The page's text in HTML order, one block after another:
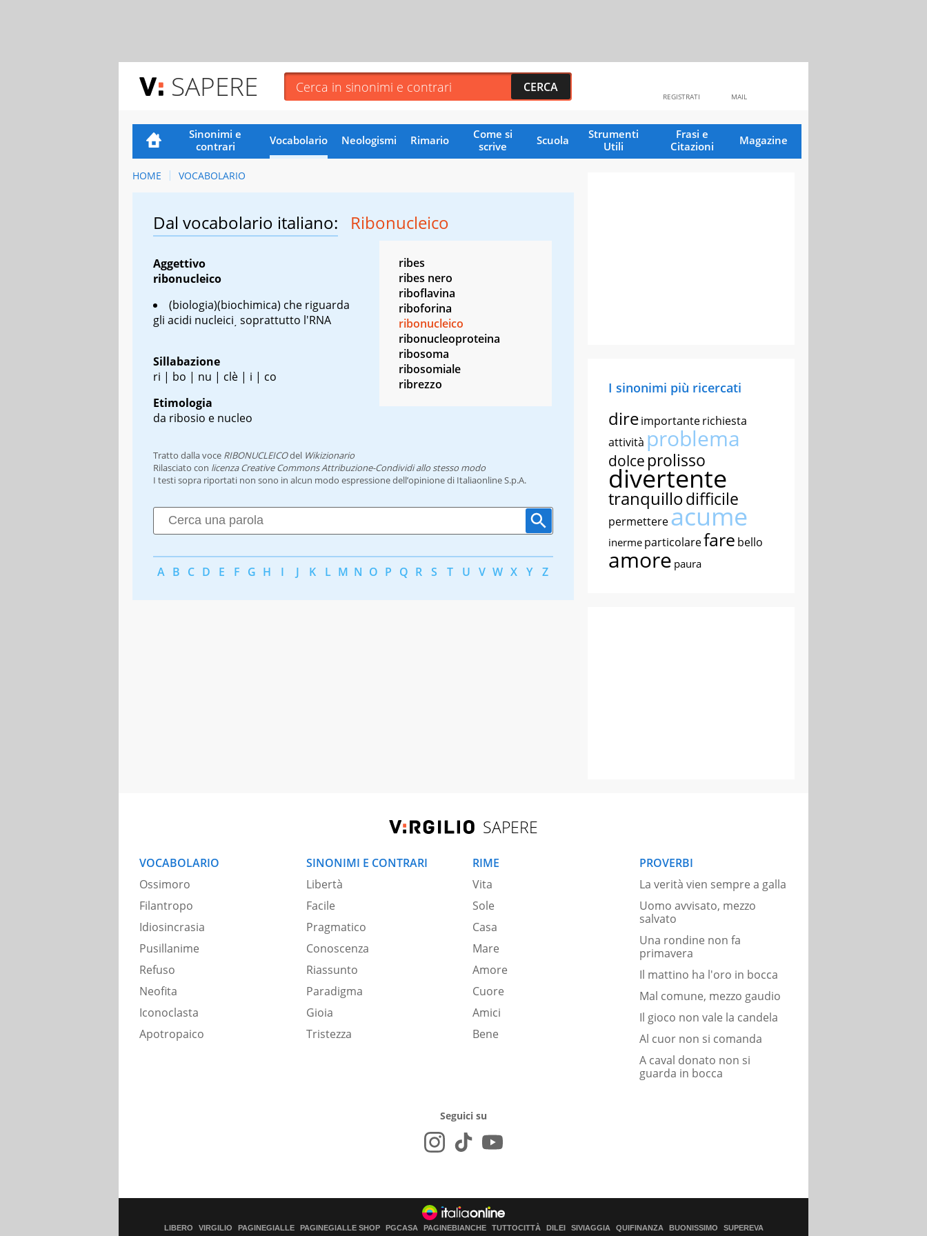
SAPERE MAIL
REGISTRATI
Sinonimi e
contrari
Vocabolario Neologismi Rimario
Come si
scrive
Scuola
Strumenti
Utili
Frasi e
Citazioni
Magazine
HOME VOCABOLARIO
Dal vocabolario italiano: Ribonucleico
Aggettivo
ribonucleico
(biologia)(biochimica) che riguarda
gli acidi nucleici͵ soprattutto l'RNA
Sillabazione
ri | bo | nu | clè | i | co
Etimologia
da ribosio e nucleo
ribes
ribes nero
riboflavina
riboforina
ribonucleico
ribonucleoproteina
ribosoma
ribosomiale
ribrezzo
Tratto dalla voce RIBONUCLEICOdel Wikizionario
Rilasciato con licenza Creative Commons Attribuzione-Condividi allo stesso modo
I testi sopra riportati non sono in alcun modo espressione dell’opinione di Italiaonline S.p.A.
A B C D E F G H I J K L M N O P Q R S T U V W X Y Z
I sinonimi più ricercati
direimportanterichiesta
attività problema
dolce prolisso
divertente
tranquillodifficile
permettereacume
inerme particolarefare bello
amore paura
SAPERE
VOCABOLARIO
Ossimoro
Filantropo
Idiosincrasia
Pusillanime
Refuso
Neofita
Iconoclasta
Apotropaico
SINONIMI E CONTRARI
Libertà
Facile
Pragmatico
Conoscenza
Riassunto
Paradigma
Gioia
Tristezza
RIME
Vita
Sole
Casa
Mare
Amore
Cuore
Amici
Bene
PROVERBI
La verità vien sempre a galla
Uomo avvisato, mezzo
salvato
Una rondine non fa
primavera
Il mattino ha l'oro in bocca
Mal comune, mezzo gaudio
Il gioco non vale la candela
Al cuor non si comanda
A caval donato non si
guarda in bocca
Seguici su
LIBERO VIRGILIO PAGINEGIALLE PAGINEGIALLE SHOP PGCASA PAGINEBIANCHE TUTTOCITTÀ DILEI SIVIAGGIA QUIFINANZA BUONISSIMO SUPEREVA